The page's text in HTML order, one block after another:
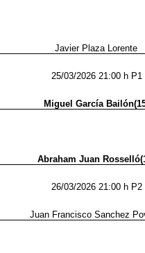
Javier Plaza Lorente
25/03/2026 21:00 h P1
Miguel García
Abraham Juan
26/03/2026 21:00 h P2
Juan Francisco Sanchez